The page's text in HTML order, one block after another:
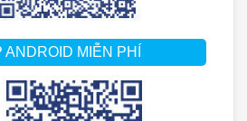
ANDROID MIỄN PHÍ